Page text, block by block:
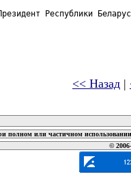
Республики
<< Назад |
полном или частичном
©